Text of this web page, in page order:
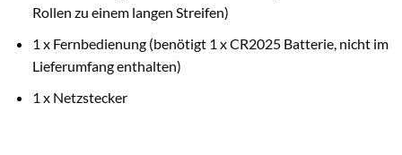
Rollen zu einem langen Streifen)
1 x Fernbedienung (benötigt 1 x CR2025 Batterie, nicht im
Lieferumfang enthalten)
1 x Netzstecker